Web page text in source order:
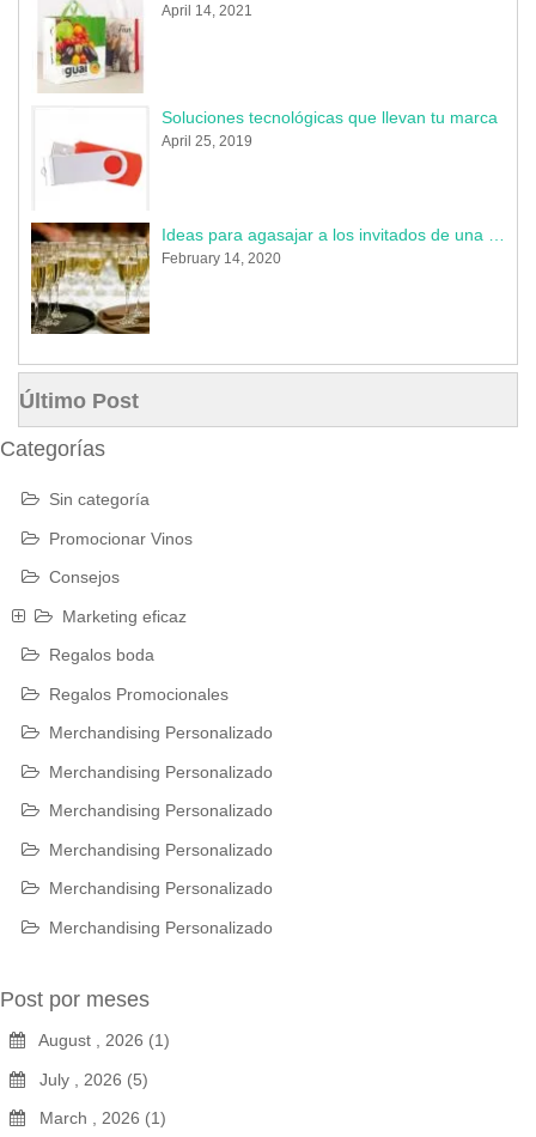
April 14, 2021
Soluciones tecnológicas que llevan tu marca
April 25, 2019
February 14, 2020
Último Post
Categorías
Sin categoría
Promocionar Vinos
Consejos
Marketing eficaz
Regalos boda
Regalos Promocionales
Merchandising Personalizado
Merchandising Personalizado
Merchandising Personalizado
Merchandising Personalizado
Merchandising Personalizado
Merchandising Personalizado
Post por meses
August , 2026 (1)
July , 2026 (5)
March , 2026 (1)